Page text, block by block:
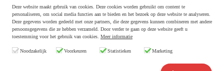
Investeren in crypto
Disclaimer & Privacy
Algemene Voorwaarden
Deze website maakt gebruik van cookies. Deze cookies worden gebruikt om content te
personaliseren, om social media functies aan te bieden en het bezoek op deze website te analyseren.
Deze gegevens worden gedeeld met onze partners, die deze gegevens kunnen combineren met andere
persoonsgegevens die ze hebben verzameld. Door verder te gaan op deze website geeft u
toestemming voor het gebruik van cookies. Meer informatie
Noodzakelijk Voorkeuren Statistieken Marketing